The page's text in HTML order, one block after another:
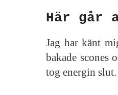
Här
Jag har känt
bakade scones
tog energin